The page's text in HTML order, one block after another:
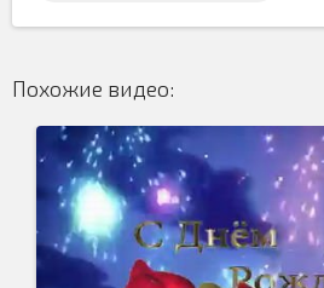
Похожие видео: